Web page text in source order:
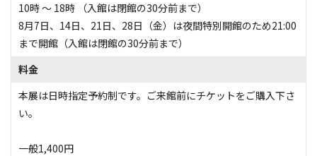
10時 〜 18時 （入館は閉館の30分前まで）
8月7日、14日、21日、28日（金）は夜間特別開館のため21:00
まで開館（入館は閉館の30分前まで）
料金
本展は日時指定予約制です。ご来館前にチケットをご購入下さ
い。
一般1,400円